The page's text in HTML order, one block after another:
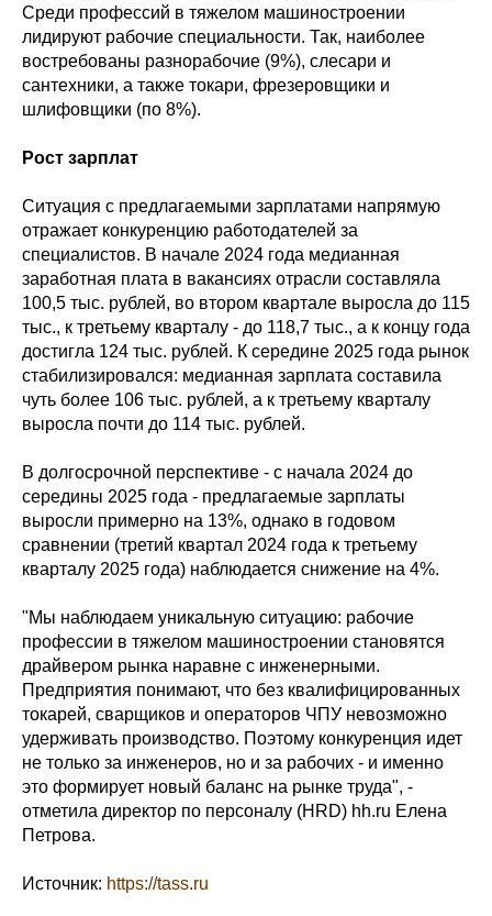
Среди профессий в тяжелом машиностроении
лидируют рабочие специальности. Так, наиболее
востребованы разнорабочие (9%), слесари и
сантехники, а также токари, фрезеровщики и
шлифовщики (по 8%).
Рост зарплат
Ситуация с предлагаемыми зарплатами напрямую
отражает конкуренцию работодателей за
специалистов. В начале 2024 года медианная
заработная плата в вакансиях отрасли составляла
100,5 тыс. рублей, во втором квартале выросла до 115
тыс., к третьему кварталу - до 118,7 тыс., а к концу года
достигла 124 тыс. рублей. К середине 2025 года рынок
стабилизировался: медианная зарплата составила
чуть более 106 тыс. рублей, а к третьему кварталу
выросла почти до 114 тыс. рублей.
В долгосрочной перспективе - с начала 2024 до
середины 2025 года - предлагаемые зарплаты
выросли примерно на 13%, однако в годовом
сравнении (третий квартал 2024 года к третьему
кварталу 2025 года) наблюдается снижение на 4%.
"Мы наблюдаем уникальную ситуацию: рабочие
профессии в тяжелом машиностроении становятся
драйвером рынка наравне с инженерными.
Предприятия понимают, что без квалифицированных
токарей, сварщиков и операторов ЧПУ невозможно
удерживать производство. Поэтому конкуренция идет
не только за инженеров, но и за рабочих - и именно
это формирует новый баланс на рынке труда", -
отметила директор по персоналу (HRD) hh.ru Елена
Петрова.
Источник: https://tass.ru